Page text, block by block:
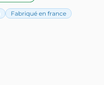
Fabriqué en france